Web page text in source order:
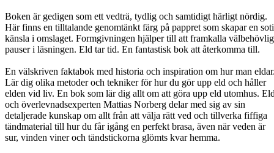
Boken är gedigen som ett vedträ, tydlig och samtidigt härligt nördig.
Här finns en tilltalande genomtänkt färg på pappret som skapar en
känsla i omslaget. Formgivningen hjälper till att framkalla
pauser i läsningen. Eld tar tid. En fantastisk bok att återkomma till.
En välskriven faktabok med historia och inspiration om hur man
Lär dig olika metoder och tekniker för hur du gör upp eld och håller
elden vid liv. En bok som lär dig allt om att göra upp eld utomhus.
och överlevnadsexperten Mattias Norberg delar med sig av sin
detaljerade kunskap om allt från att välja rätt ved och tillverka fiffiga
tändmaterial till hur du får igång en perfekt brasa, även när veden är
sur, vinden viner och tändstickorna glömts kvar hemma.